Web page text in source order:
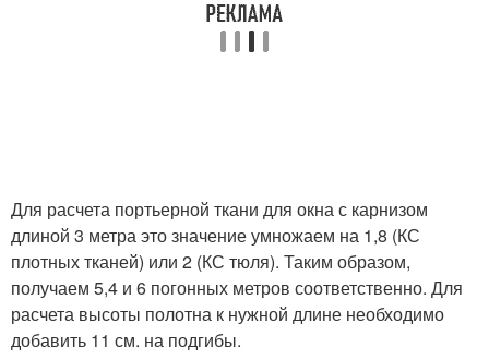
Для расчета портьерной ткани для окна с карнизом
длиной 3 метра это значение умножаем на 1,8 (КС
плотных тканей) или 2 (КС тюля). Таким образом,
получаем 5,4 и 6 погонных метров соответственно. Для
расчета высоты полотна к нужной длине необходимо
добавить 11 см. на подгибы.